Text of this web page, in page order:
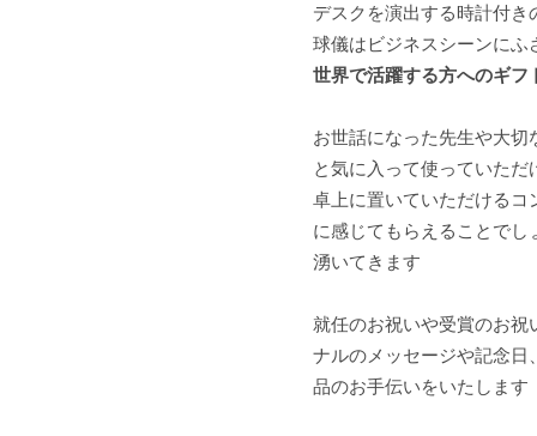
デスクを演出する時計付
球儀はビジネスシーンに
世界で活躍する方へのギフ
お世話になった先生や大
と気に入って使っていた
卓上に置いていただける
に感じてもらえることで
湧いてきます
就任のお祝いや受賞のお
ナルのメッセージや記念
品のお手伝いをいたします